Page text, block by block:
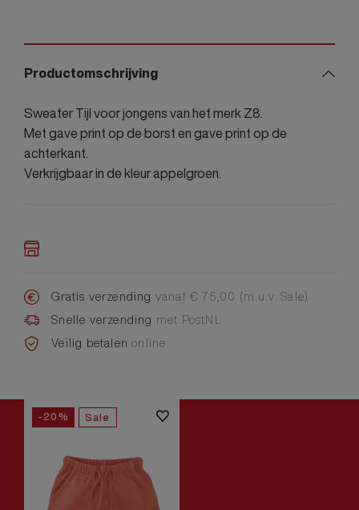
Productomschrijving
Sweater Tijl voor jongens van het merk Z8.
Met gave print op de borst en gave print op de
achterkant.
Verkrijgbaar in de kleur appelgroen.
Gratis verzending vanaf € 75,00 (m.u.v. Sale)
Snelle verzending met PostNL
Veilig betalenonline
-20% Sale